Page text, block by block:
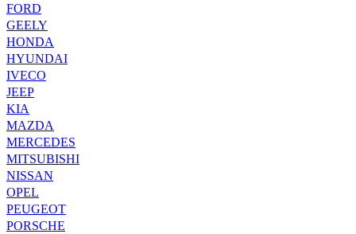
FORD
GEELY
HONDA
HYUNDAI
IVECO
JEEP
KIA
MAZDA
MERCEDES
MITSUBISHI
NISSAN
OPEL
PEUGEOT
PORSCHE